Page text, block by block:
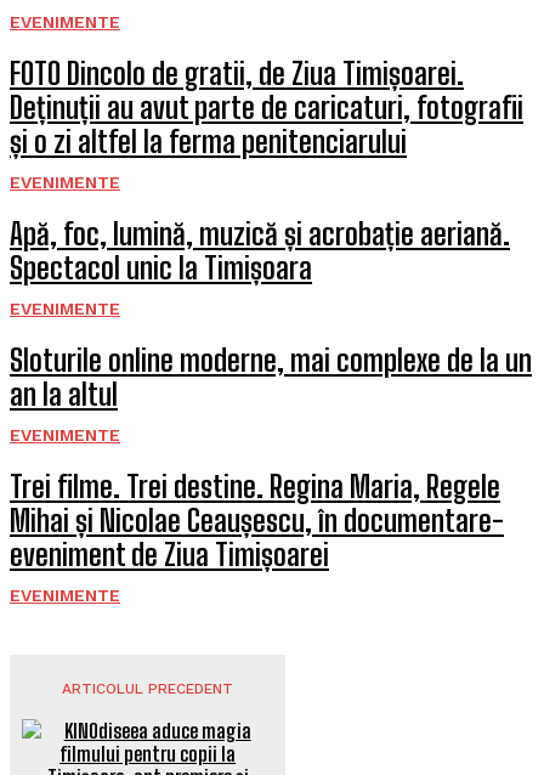
EVENIMENTE
FOTO Dincolo de gratii, de Ziua Timișoarei.
Deținuții au avut parte de caricaturi, fotografii
și o zi altfel la ferma penitenciarului
EVENIMENTE
Apă, foc, lumină, muzică și acrobație aeriană.
Spectacol unic la Timișoara
EVENIMENTE
Sloturile online moderne, mai complexe de la un
an la altul
EVENIMENTE
Trei filme. Trei destine. Regina Maria, Regele
Mihai și Nicolae Ceaușescu, în documentare-
eveniment de Ziua Timișoarei
EVENIMENTE
ARTICOLUL PRECEDENT